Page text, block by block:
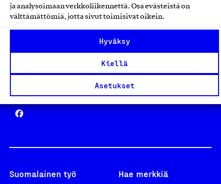
ja analysoimaan verkkoliikennettä. Osa evästeistä on
välttämättömiä, jotta sivut toimisivat oikein.
Hyväksy
Kiellä
Asetukset
Yhteiskunnallinen Yritys -merkki
Suomalainen työ Hae merkkiä